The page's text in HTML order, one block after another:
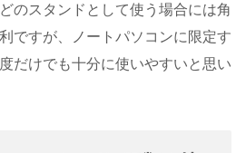
のスタンドとして使う場合には角
ですが、ノートパソコンに限定す
だけでも十分に使いやすいと思い